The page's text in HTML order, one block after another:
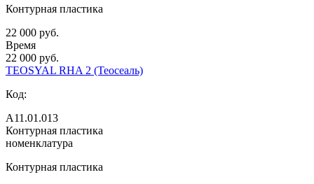
Контурная пластика
22 000 руб.
Время
22 000 руб.
TEOSYAL RHA 2 (Теосеаль)
Код:
А11.01.013
Контурная пластика
номенклатура
Контурная пластика